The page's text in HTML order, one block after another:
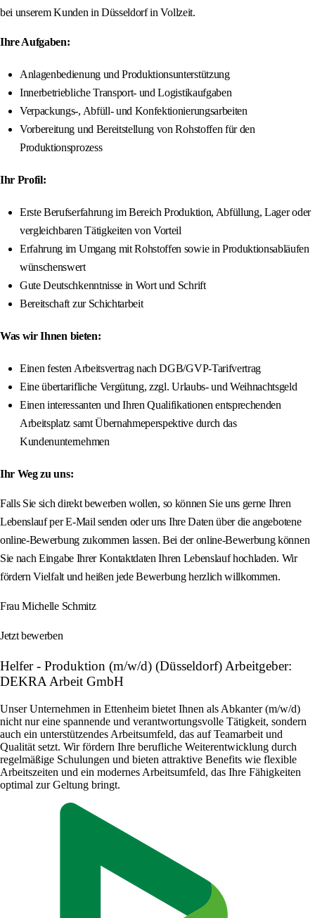
bei unserem Kunden in Düsseldorf in Vollzeit.
Ihre Aufgaben:
Anlagenbedienung und Produktionsunterstützung
Innerbetriebliche Transport- und Logistikaufgaben
Verpackungs-, Abfüll- und Konfektionierungsarbeiten
Vorbereitung und Bereitstellung von Rohstoffen für den
Produktionsprozess
Ihr Profil:
Erste Berufserfahrung im Bereich Produktion, Abfüllung, Lager oder
vergleichbaren Tätigkeiten von Vorteil
Erfahrung im Umgang mit Rohstoffen sowie in Produktionsabläufen
wünschenswert
Gute Deutschkenntnisse in Wort und Schrift
Bereitschaft zur Schichtarbeit
Was wir Ihnen bieten:
Einen festen Arbeitsvertrag nach DGB/GVP-Tarifvertrag
Eine übertarifliche Vergütung, zzgl. Urlaubs- und Weihnachtsgeld
Einen interessanten und Ihren Qualifikationen entsprechenden
Arbeitsplatz samt Übernahmeperspektive durch das
Kundenunternehmen
Ihr Weg zu uns:
Falls Sie sich direkt bewerben wollen, so können Sie uns gerne Ihren
Lebenslauf per E-Mail senden oder uns Ihre Daten über die angebotene
online-Bewerbung zukommen lassen. Bei der online-Bewerbung können
Sie nach Eingabe Ihrer Kontaktdaten Ihren Lebenslauf hochladen. Wir
fördern Vielfalt und heißen jede Bewerbung herzlich willkommen.
Frau Michelle Schmitz
Jetzt bewerben
Helfer - Produktion (m/w/d) (Düsseldorf) Arbeitgeber:
DEKRA Arbeit GmbH
Unser Unternehmen in Ettenheim bietet Ihnen als Abkanter (m/w/d)
nicht nur eine spannende und verantwortungsvolle Tätigkeit, sondern
auch ein unterstützendes Arbeitsumfeld, das auf Teamarbeit und
Qualität setzt. Wir fördern Ihre berufliche Weiterentwicklung durch
regelmäßige Schulungen und bieten attraktive Benefits wie flexible
Arbeitszeiten und ein modernes Arbeitsumfeld, das Ihre Fähigkeiten
optimal zur Geltung bringt.